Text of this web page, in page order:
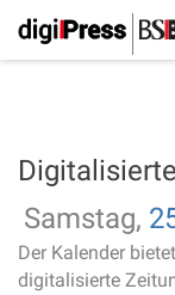
Samstag,
Der Kalender
digitalisierte